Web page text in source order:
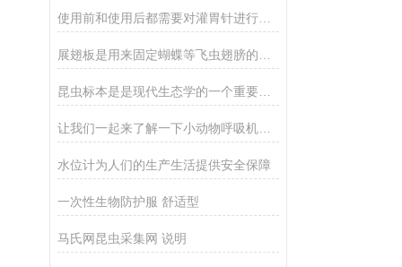
使用前和使用后都需要对灌胃针进行彻底清洁和消毒
昆虫标本是是现代生态学的一个重要任务
让我们一起来了解一下小动物呼吸机的历史和分类
水位计为人们的生产生活提供安全保障
一次性生物防护服 舒适型
马氏网昆虫采集网 说明